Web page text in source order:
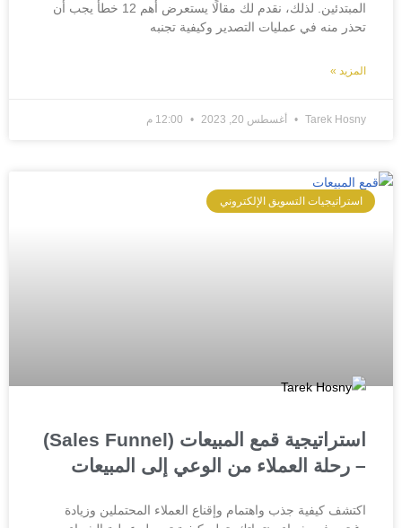
المبتدئين. لذلك، نقدم لك مقالًا يستعرض أهم 12 خطأ يجب أن
تحذر منه في عمليات التصدير وكيفية تجنبه
المزيد »
Tarek Hosny أغسطس 20, 2023
استراتيجيات التسويق الإلكتروني
استراتيجية قمع المبيعات (Sales Funnel)
– رحلة العملاء من الوعي إلى المبيعات
اكتشف كيفية جذب واهتمام وإقناع العملاء المحتملين وزيادة